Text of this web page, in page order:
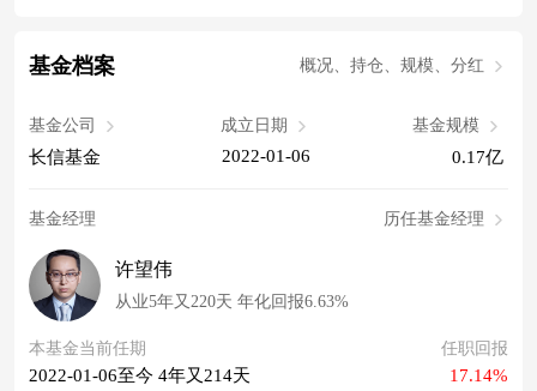
基金档案 概况、持仓、规模、分红
基金公司
长信基金
成立日期
2022-01-06
基金规模
0.17亿
基金经理 历任基金经理
许望伟
从业5年又220天 年化回报6.63%
本基金当前任期
2022-01-06至今 4年又214天
任职回报
17.14%